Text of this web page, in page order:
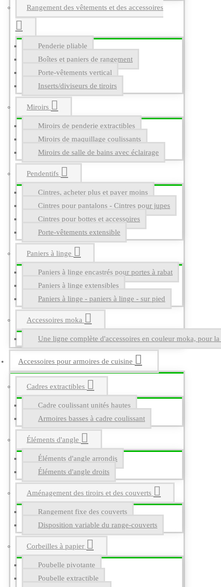
Rangement des vêtements et des accessoires
Penderie pliable
Boîtes et paniers de rangement
Porte-vêtements vertical
Inserts/diviseurs de tiroirs
Miroirs
Miroirs de penderie extractibles
Miroirs de maquillage coulissants
Miroirs de salle de bains avec éclairage
Pendentifs
Cintres, acheter plus et payer moins
Cintres pour pantalons - Cintres pour jupes
Cintres pour bottes et accessoires
Porte-vêtements extensible
Paniers à linge
Paniers à linge encastrés pour portes à rabat
Paniers à linge extensibles
Paniers à linge - paniers à linge - sur pied
Accessoires moka
Une ligne complète d'accessoires en couleur moka, pour
Accessoires pour armoires de cuisine
Cadres extractibles
Cadre coulissant unités hautes
Armoires basses à cadre coulissant
Éléments d'angle
Éléments d'angle arrondis
Éléments d'angle droits
Aménagement des tiroirs et des couverts
Rangement fixe des couverts
Disposition variable du range-couverts
Corbeilles à papier
Poubelle pivotante
Poubelle extractible